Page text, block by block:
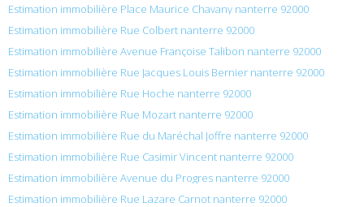
Estimation immobilière Place Maurice Chavany nanterre 92000
Estimation immobilière Rue Colbert nanterre 92000
Estimation immobilière Avenue Françoise Talibon nanterre 92000
Estimation immobilière Rue Jacques Louis Bernier nanterre 92000
Estimation immobilière Rue Hoche nanterre 92000
Estimation immobilière Rue Mozart nanterre 92000
Estimation immobilière Rue du Maréchal Joffre nanterre 92000
Estimation immobilière Rue Casimir Vincent nanterre 92000
Estimation immobilière Avenue du Progres nanterre 92000
Estimation immobilière Rue Lazare Carnot nanterre 92000